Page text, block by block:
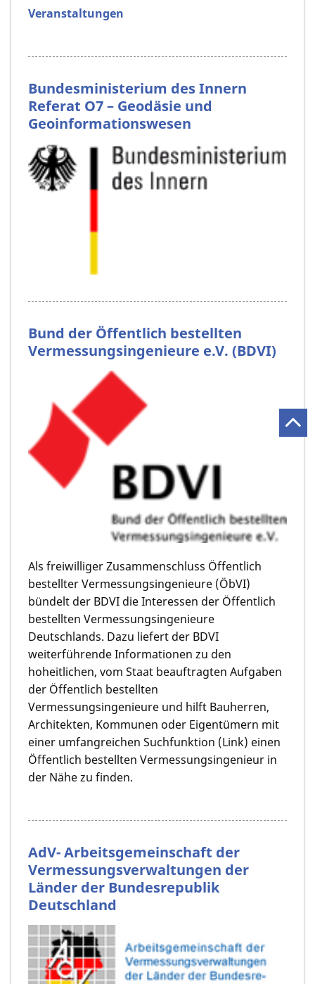
Veranstaltungen
Bundesministerium des Innern
Referat O7 – Geodäsie und
Geoinformationswesen
Bund der Öffentlich bestellten
Vermessungsingenieure e.V. (BDVI)
Als freiwilliger Zusammenschluss Öffentlich
bestellter Vermessungsingenieure (ÖbVI)
bündelt der BDVI die Interessen der Öffentlich
bestellten Vermessungsingenieure
Deutschlands. Dazu liefert der BDVI
weiterführende Informationen zu den
hoheitlichen, vom Staat beauftragten Aufgaben
der Öffentlich bestellten
Vermessungsingenieure und hilft Bauherren,
Architekten, Kommunen oder Eigentümern mit
einer umfangreichen Suchfunktion (Link) einen
Öffentlich bestellten Vermessungsingenieur in
der Nähe zu finden.
AdV- Arbeitsgemeinschaft der
Vermessungsverwaltungen der
Länder der Bundesrepublik
Deutschland